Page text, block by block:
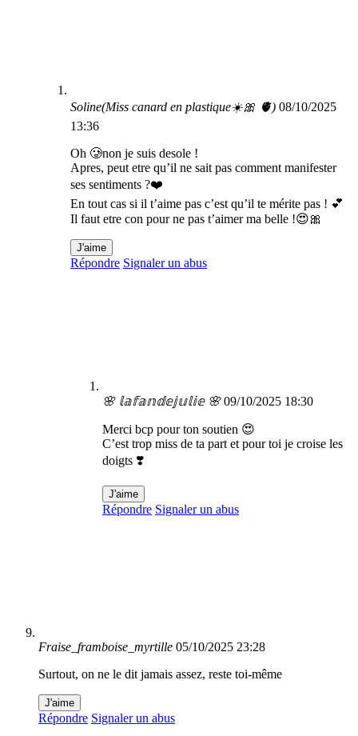
Soline(Miss canard en plastique☀️🎀 🫀) 08/10/2025
13:36
Oh 🥲non je suis desole !
Apres, peut etre qu’il ne sait pas comment manifester
ses sentiments ?❤️
En tout cas si il t’aime pas c’est qu’il te mérite pas ! 💕
Il faut etre con pour ne pas t’aimer ma belle !😍🎀
J'aime
Répondre Signaler un abus
🌸 𝕝𝕒𝕗𝕒𝕟𝕕𝕖𝕛𝕦𝕝𝕚𝕖 🌸 09/10/2025 18:30
Merci bcp pour ton soutien 😍
C’est trop miss de ta part et pour toi je croise les
doigts ❣️
J'aime
Répondre Signaler un abus
Fraise_framboise_myrtille 05/10/2025 23:28
Surtout, on ne le dit jamais assez, reste toi-même
J'aime
Répondre Signaler un abus